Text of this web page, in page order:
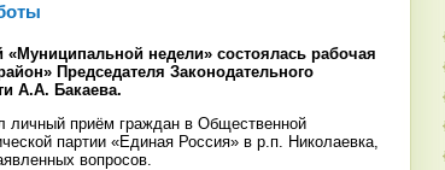
недели» состоялась рабочая
Председателя Законодательного
А.А. Бакаева.
личный приём граждан в Общественной
партии «Единая Россия» в р.п. Николаевка,
вопросов.